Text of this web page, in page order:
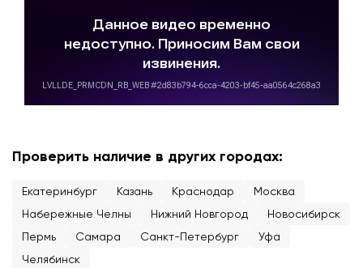
Проверить наличие в других городах:
Екатеринбург Казань Краснодар
Москва
Набережные Челны
Нижний Новгород
Новосибирск
Пермь
Самара Санкт-Петербург
Уфа
Челябинск